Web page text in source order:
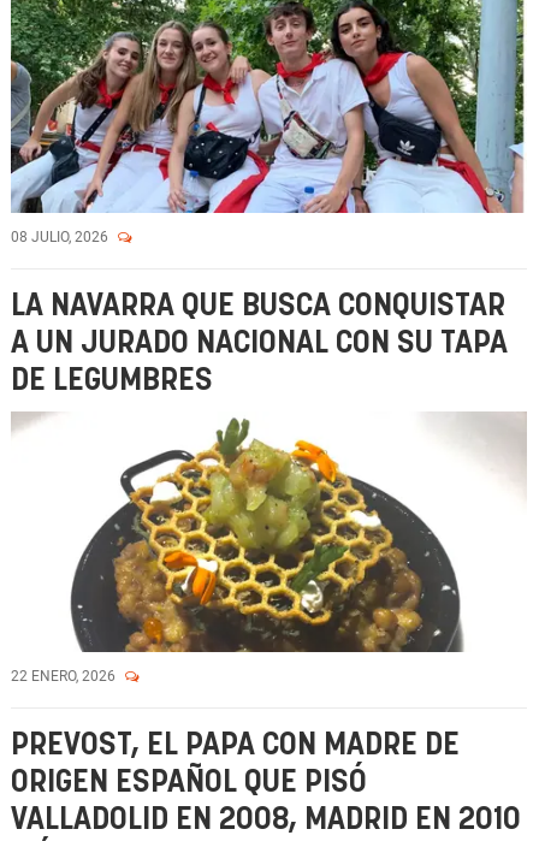
08 JULIO, 2026
LA NAVARRA QUE BUSCA CONQUISTAR
A UN JURADO NACIONAL CON SU TAPA
DE LEGUMBRES
22 ENERO, 2026
PREVOST, EL PAPA CON MADRE DE
ORIGEN ESPAÑOL QUE PISÓ
VALLADOLID EN 2008, MADRID EN 2010